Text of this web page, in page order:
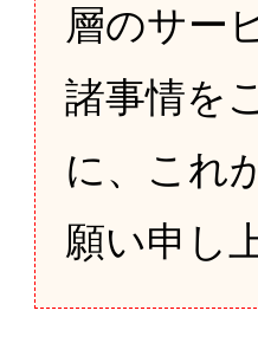
層のサー
諸事情を
に、これ
願い申し